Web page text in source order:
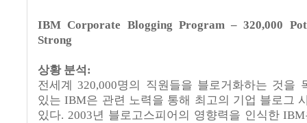
IBM Corporate Blogging Program – 320,000
Strong
상황 분석:
전세계 320,000명의 직원들을 블로거화하는 것을
있는 IBM은 관련 노력을 통해 최고의 기업 블로그
있다. 2003년 블로고스피어의 영향력을 인식한